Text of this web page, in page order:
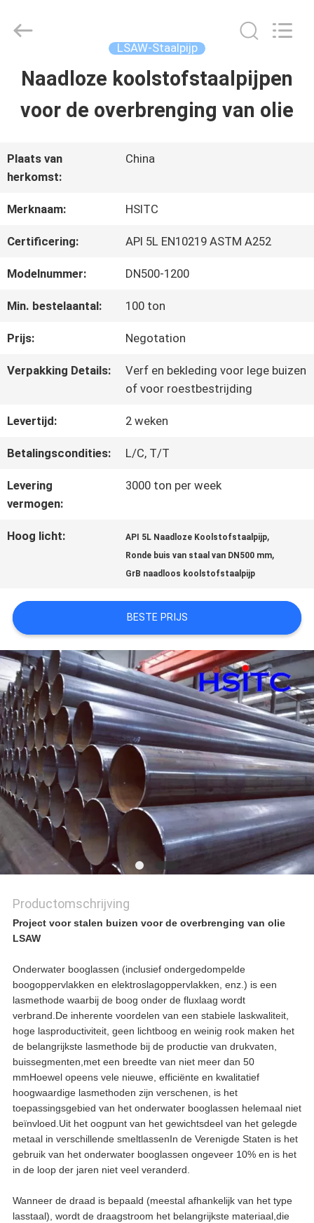
HUIS
OVER
ONS
FABRIEKSTOCHT
NEEM
OP
VRAAG
EEN
OFFERTE
SITEMAP
PRIVACYBELEID
International
Trade
Reserved.
LSAW-Staalpijp
Naadloze koolstofstaalpijpen
voor de overbrenging van olie
Plaats van
herkomst:
China
Merknaam: HSITC
Certificering: API 5L EN10219 ASTM A252
Modelnummer: DN500-1200
Min. bestelaantal: 100 ton
Prijs: Negotation
Verpakking Details:
Verf en bekleding voor lege buizen
of voor roestbestrijding
Levertijd: 2 weken
Betalingscondities: L/C, T/T
Levering
vermogen:
3000 ton per week
Hoog licht: API 5L Naadloze Koolstofstaalpijp,
Ronde buis van staal van DN500 mm,
GrB naadloos koolstofstaalpijp
BESTE PRIJS
Productomschrijving
Project voor stalen buizen voor de overbrenging van olie
LSAW
Onderwater booglassen (inclusief ondergedompelde
boogoppervlakken en elektroslagoppervlakken, enz.) is een
lasmethode waarbij de boog onder de fluxlaag wordt
verbrand.De inherente voordelen van een stabiele laskwaliteit,
hoge lasproductiviteit, geen lichtboog en weinig rook maken het
de belangrijkste lasmethode bij de productie van drukvaten,
buissegmenten,met een breedte van niet meer dan 50
mmHoewel opeens vele nieuwe, efficiënte en kwalitatief
hoogwaardige lasmethoden zijn verschenen, is het
toepassingsgebied van het onderwater booglassen helemaal niet
beïnvloed.Uit het oogpunt van het gewichtsdeel van het gelegde
metaal in verschillende smeltlassenIn de Verenigde Staten is het
gebruik van het onderwater booglassen ongeveer 10% en is het
in de loop der jaren niet veel veranderd.
Wanneer de draad is bepaald (meestal afhankelijk van het type
lasstaal), wordt de draagstroom het belangrijkste materiaal,die